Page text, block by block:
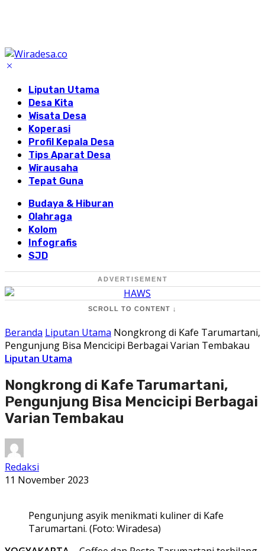
Liputan Utama
Desa Kita
Wisata Desa
Koperasi
Profil Kepala Desa
Tips Aparat Desa
Wirausaha
Tepat Guna
Budaya & Hiburan
Olahraga
Kolom
Infografis
SJD
ADVERTISEMENT
SCROLL TO CONTENT ↓
Beranda Liputan Utama Nongkrong di Kafe Tarumartani,
Pengunjung Bisa Mencicipi Berbagai Varian Tembakau
Liputan Utama
Nongkrong di Kafe Tarumartani,
Pengunjung Bisa Mencicipi Berbagai
Varian Tembakau
Redaksi
11 November 2023
Pengunjung asyik menikmati kuliner di Kafe
Tarumartani. (Foto: Wiradesa)